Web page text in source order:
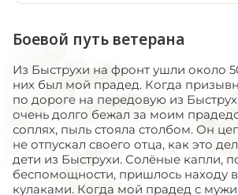
Боевой путь ветерана
Из Быструхи на фронт ушли около
них был мой прадед. Когда
по дороге на передовую из
очень долго бежал за моим
соплях, пыль стояла столбом. Он
не отпускал своего отца, как это
дети из Быструхи. Солёные капли,
беспомощности, пришлось находу
кулаками. Когда мой прадед с